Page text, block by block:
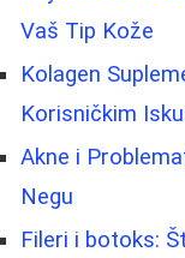
Vaš Tip Kože
Kolagen
Korisničkim
Akne i
Negu
Fileri i botoks: